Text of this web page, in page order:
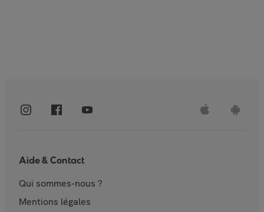
Aide & Contact
Qui sommes-nous ?
Mentions légales